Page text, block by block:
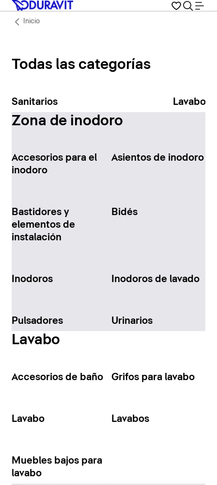
Inicio
Todas las categorías
Sanitarios Lavabos
Zona de inodoro
Accesorios para el
inodoro
Asientos de inodoro
Bastidores y
elementos de
instalación
Bidés
Inodoros Inodoros de lavado
Pulsadores Urinarios
Lavabo
Accesorios de baño Grifos para lavabo
Lavabo Lavabos
Muebles bajos para
lavabo